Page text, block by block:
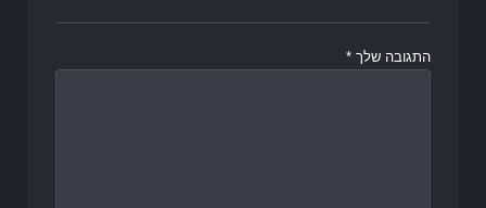
התגובה שלך *